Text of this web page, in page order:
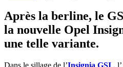
Après la berline, le
la nouvelle Opel
une telle variante.
Dans le sillage de l’Insignia GSI , l’